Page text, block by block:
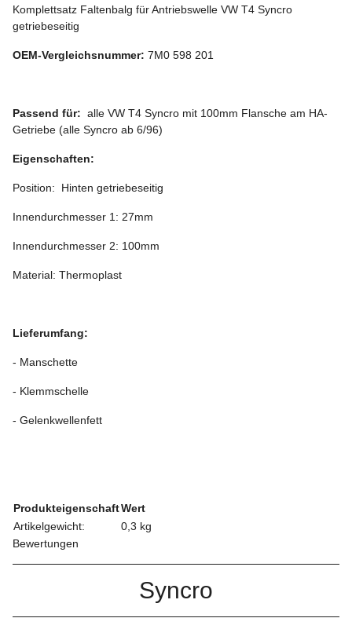
Komplettsatz Faltenbalg für Antriebswelle VW T4 Syncro
getriebeseitig
OEM-Vergleichsnummer: 7M0 598 201
Passend für: alle VW T4 Syncro mit 100mm Flansche am HA-
Getriebe (alle Syncro ab 6/96)
Eigenschaften:
Position: Hinten getriebeseitig
Innendurchmesser 1: 27mm
Innendurchmesser 2: 100mm
Material: Thermoplast
Lieferumfang:
- Manschette
- Klemmschelle
- Gelenkwellenfett
ProdukteigenschaftWert
Artikelgewicht:
0,3 kg
Bewertungen
Syncro